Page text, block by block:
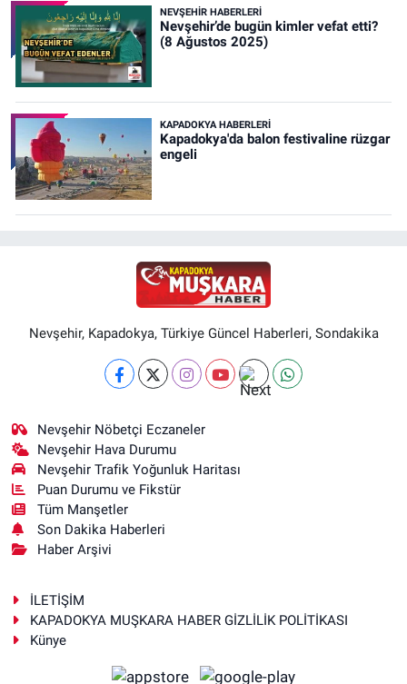
NEVŞEHIR HABERLERI
Nevşehir’de bugün kimler vefat etti?
(8 Ağustos 2025)
KAPADOKYA HABERLERI
Kapadokya'da balon festivaline rüzgar
engeli
Nevşehir, Kapadokya, Türkiye Güncel Haberleri, Sondakika
Nevşehir Nöbetçi Eczaneler
Nevşehir Hava Durumu
Nevşehir Trafik Yoğunluk Haritası
Puan Durumu ve Fikstür
Tüm Manşetler
Son Dakika Haberleri
Haber Arşivi
İLETİŞİM
KAPADOKYA MUŞKARA HABER GİZLİLİK POLİTİKASI
Künye